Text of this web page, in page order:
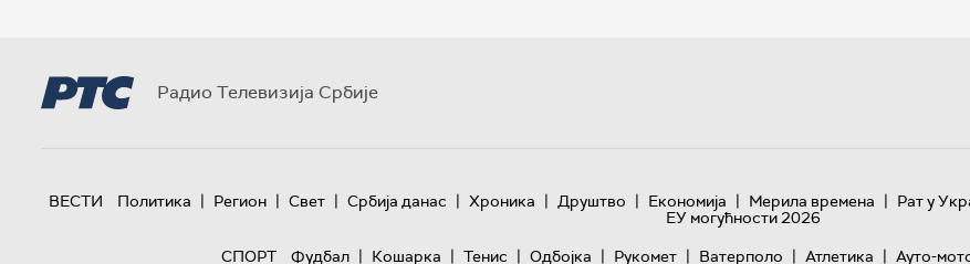
Радио Телевизија Србије
ВЕСТИ Политика | Регион | Свет | Србија данас | Хроника | Друштво | Економија | Мерила времена | Рат у
ЕУ могућности 2026
СПОРТ
Фудбал | Кошарка | Тенис | Одбојка | Рукомет | Ватерполо | Атлетика | Ауто-